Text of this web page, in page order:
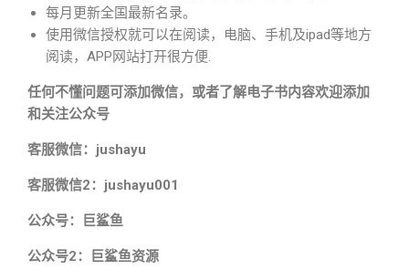
每月更新全国最新名录。
使用微信授权就可以在阅读，电脑、手机及ipad等地方
阅读，APP网站打开很方便.
任何不懂问题可添加微信，或者了解电子书内容欢迎添加
和关注公众号
客服微信：jushayu
客服微信2：jushayu001
公众号：巨鲨鱼
公众号2：巨鲨鱼资源